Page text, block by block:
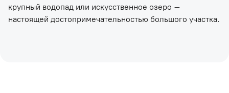
крупный водопад или искусственное озеро –
настоящей достопримечательностью большого участка.